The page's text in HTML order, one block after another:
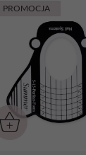
PROMOCJA